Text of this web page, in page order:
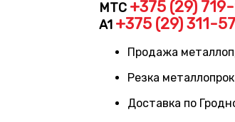
МТС +375 (29)
A1 +375 (29) 311-
Продажа
Резка
Доставка по